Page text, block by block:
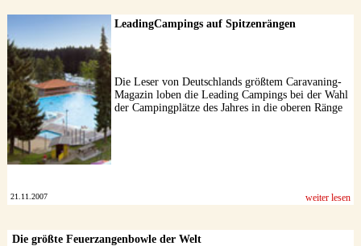
LeadingCampings auf Spitzenrängen
Die Leser von Deutschlands größtem Caravaning-
Magazin loben die Leading Campings bei der Wahl
der Campingplätze des Jahres in die oberen Ränge
21.11.2007 weiter lesen
Die größte Feuerzangenbowle der Welt